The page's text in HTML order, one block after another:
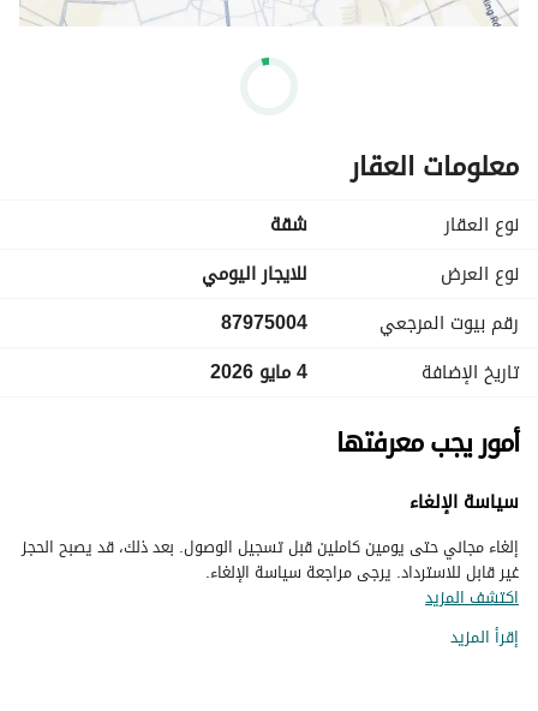
معلومات العقار
نوع العقار
شقة
نوع العرض
للايجار اليومي
رقم بيوت المرجعي
87975004
تاريخ الإضافة
4 مايو 2026
أمور يجب معرفتها
سياسة الإلغاء
إلغاء مجاني حتى يومين كاملين قبل تسجيل الوصول. بعد ذلك، قد يصبح الحجز
غير قابل للاسترداد. يرجى مراجعة سياسة الإلغاء.
اكتشف المزيد
إقرأ المزيد